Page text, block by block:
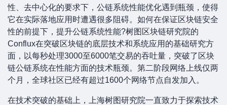
性、去中心化的要求下，公链系统性能优化遇到瓶颈，使得
它在实际落地应用时遭遇很多阻碍。如何在保证区块链安全
性的前提下，提升公链系统性能?树图区块链研究院的
Conflux在突破区块链的底层技术和系统应用的基础研究方
面，以每秒处理3000至6000笔交易的吞吐量，突破了区块
链公链系统在性能方面的技术瓶颈。第二阶段网络上线仅两
个月，全球社区已经有超过1600个网络节点自发加入。
在技术突破的基础上，上海树图研究院一直致力于探索技术